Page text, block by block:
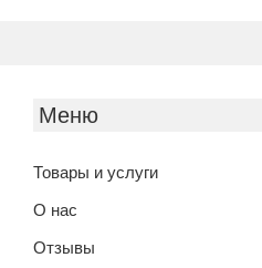
Товары и услуги
О нас
Отзывы